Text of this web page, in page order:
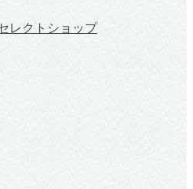
レクトショップ